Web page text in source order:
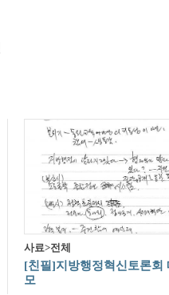
사료>전체
[친필]지방행정혁신토론회
모